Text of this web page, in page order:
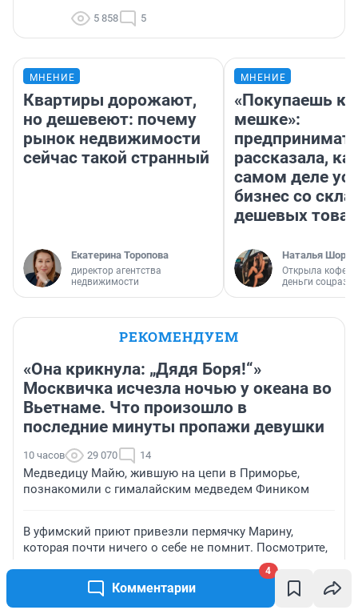
Комментарии
4
5 858 5
МНЕНИЕ
Квартиры дорожают,
но дешевеют: почему
рынок недвижимости
сейчас такой странный
Екатерина Торопова
директор агентства
недвижимости
МНЕНИЕ
«Покупаешь
мешке»:
рассказала,
самом деле
бизнес со
дешевых
Наталья
Открыла
деньги
РЕКОМЕНДУЕМ
«Она крикнула: „Дядя Боря!“»
Москвичка исчезла ночью у океана во
Вьетнаме. Что произошло в
последние минуты пропажи девушки
10 часов 29 070 14
Медведицу Майю, жившую на цепи в Приморье,
познакомили с гималайским медведем Фиником
В уфимский приют привезли пермячку Марину,
которая почти ничего о себе не помнит. Посмотрите,
«Заказали на 3-летие»: перед убийством жены в